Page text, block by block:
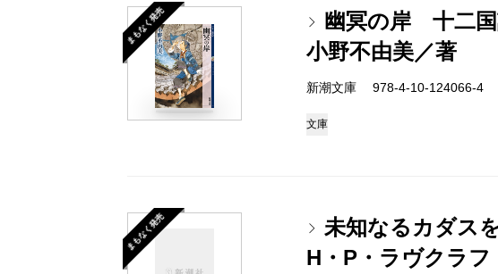
まもなく発売
幽冥の岸 十二
小野不由美／著
新潮文庫 978-4-10-124066-
文庫
まもなく発売
未知なるカダス
H・P・ラヴクラフ